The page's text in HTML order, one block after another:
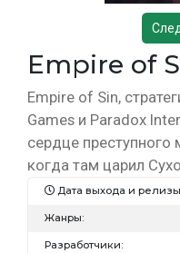
Empire of
Empire of Sin,
Games и Paradox
сердце преступного
когда там царил
Дата выхода и
Жанры:
Разработчики: